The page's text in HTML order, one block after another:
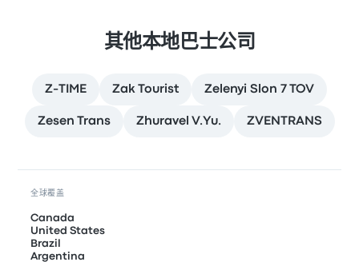
其他本地巴士公司
Z-TIME Zak Tourist Zelenyi Slon 7 TOV
Zesen Trans Zhuravel V.Yu. ZVENTRANS
全球覆盖
Canada
United States
Brazil
Argentina